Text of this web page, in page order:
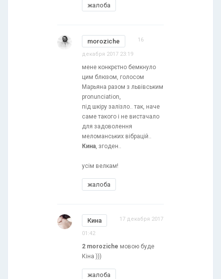
жалоба
moroziche 16
декабря 2017 23:19
мене конкрєтно бемкнуло
цим блюзом, голосом
Марьяна разом з львівським
pronunciation,
під шкіру залізло.. так, наче
саме такого і не вистачало
для задоволення
меломанських вібрацій..
Кина, згоден..
усім велкам!
жалоба
Кина 17 декабря 2017
01:42
2 moroziche мовою буде
Кіна )))
жалоба